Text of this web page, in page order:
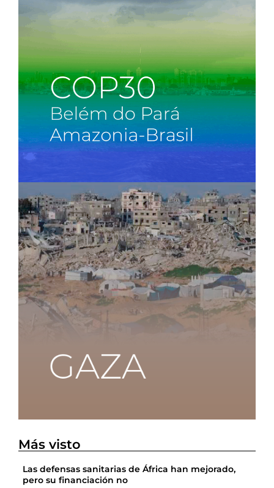
Más visto
Las defensas sanitarias de África han mejorado,
pero su financiación no